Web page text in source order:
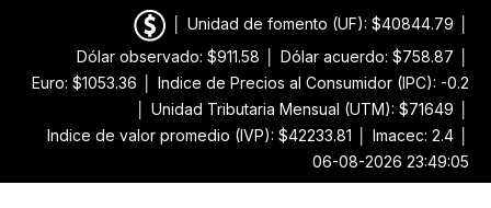
Unidad de fomento (UF): $40844.79
Dólar observado: $911.58
Dólar acuerdo: $758.87
Euro: $1053.36
Indice de Precios al Consumidor (IPC): -0.2
Unidad Tributaria Mensual (UTM): $71649
Indice de valor promedio (IVP): $42233.81
Imacec: 2.4
06-08-2026 23:49:05